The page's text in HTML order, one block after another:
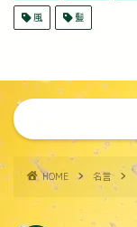
風 髪
HOME 名言